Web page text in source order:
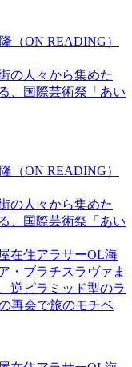
（ON READING）
の人々から集めた
、国際芸術祭「あい
（ON READING）
の人々から集めた
、国際芸術祭「あい
在住アラサーOL海
・ブラチスラヴァま
逆ピラミッド型のラ
再会で旅のモチベ